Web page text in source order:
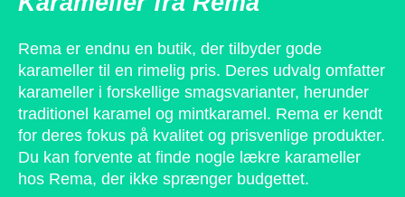
Rema er endnu en butik, der tilbyder gode
karameller til en rimelig pris. Deres udvalg omfatter
karameller i forskellige smagsvarianter, herunder
traditionel karamel og mintkaramel. Rema er kendt
for deres fokus på kvalitet og prisvenlige produkter.
Du kan forvente at finde nogle lækre karameller
hos Rema, der ikke sprænger budgettet.